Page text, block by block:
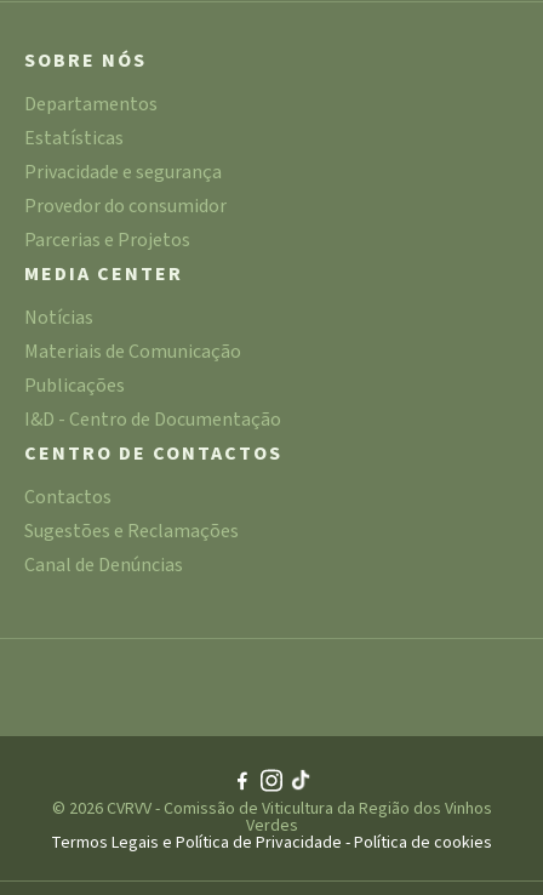
SOBRE NÓS
Departamentos
Estatísticas
Privacidade e segurança
Provedor do consumidor
Parcerias e Projetos
MEDIA CENTER
Notícias
Materiais de Comunicação
Publicações
I&D - Centro de Documentação
CENTRO DE CONTACTOS
Contactos
Sugestões e Reclamações
Canal de Denúncias
© 2026 CVRVV - Comissão de Viticultura da Região dos Vinhos
Verdes
Termos Legais e Política de Privacidade -Política de cookies